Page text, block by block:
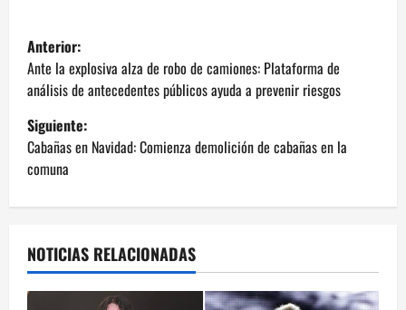
N
a
v
e
c
Anterior:
Ante la explosiva alza de robo de camiones: Plataforma de
análisis de antecedentes públicos ayuda a prevenir riesgos
Siguiente:
Cabañas en Navidad: Comienza demolición de cabañas en la
comuna
NOTICIAS RELACIONADAS